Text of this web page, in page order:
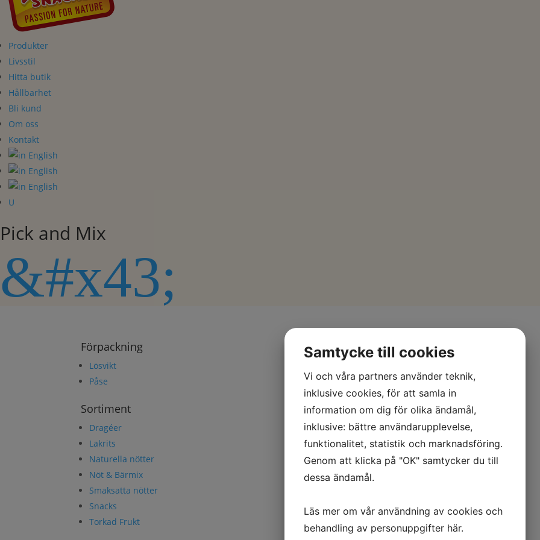
Produkter
Livsstil
Hitta butik
Hållbarhet
Bli kund
Om oss
Kontakt
U
Pick and Mix
&#x43;
Förpackning
Lösvikt
Påse
Sortiment
Dragéer
Lakrits
Naturella nötter
Nöt & Bärmix
Smaksatta nötter
Snacks
Torkad Frukt
Samtycke till cookies
Vi och våra partners använder teknik,
inklusive cookies, för att samla in
information om dig för olika ändamål,
inklusive: bättre användarupplevelse,
funktionalitet, statistik och marknadsföring.
Genom att klicka på "OK" samtycker du till
dessa ändamål.
Läs mer om vår användning av cookies och
behandling av personuppgifter här.